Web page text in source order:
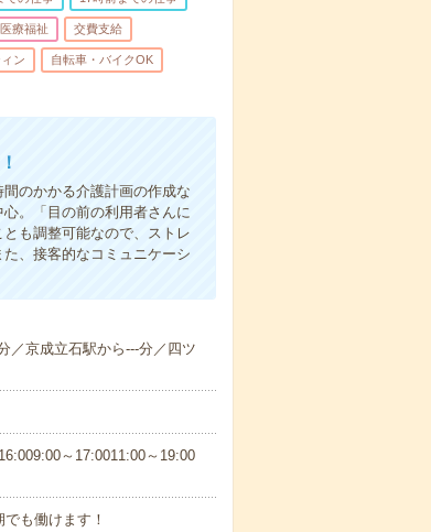
医療福祉 交費支給
ン 自転車・バイクOK
のかかる介護計画の作成な
。「目の前の利用者さんに
も調整可能なので、ストレ
、接客的なコミュニケーシ
／京成立石駅から---分／四ツ
～17:0011:00～19:00
も働けます！